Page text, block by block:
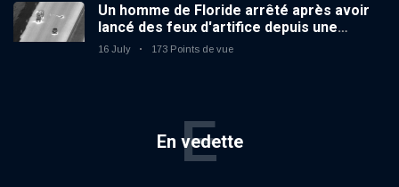
Un homme de Floride arrêté après avoir
lancé des feux d'artifice depuis une
voiture en mouvement
16 July 173 Points de vue
En vedette
E